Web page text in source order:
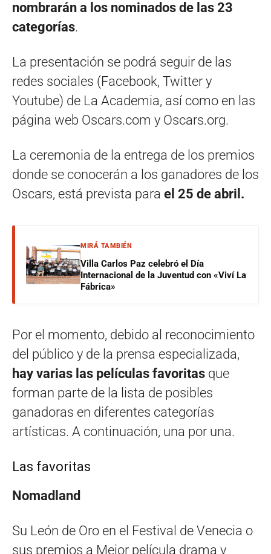
nombrarán a los nominados de las 23
categorías.
La presentación se podrá seguir de las
redes sociales (Facebook, Twitter y
Youtube) de La Academia, así como en las
página web Oscars.com y Oscars.org.
La ceremonia de la entrega de los premios
donde se conocerán a los ganadores de los
Oscars, está prevista para el 25 de abril.
MIRÁ TAMBIÉN
Villa Carlos Paz celebró el Día
Internacional de la Juventud con «Viví La
Fábrica»
Por el momento, debido al reconocimiento
del público y de la prensa especializada,
hay varias las películas favoritas que
forman parte de la lista de posibles
ganadoras en diferentes categorías
artísticas. A continuación, una por una.
Las favoritas
Nomadland
Su León de Oro en el Festival de Venecia o
sus premios a Mejor película drama y